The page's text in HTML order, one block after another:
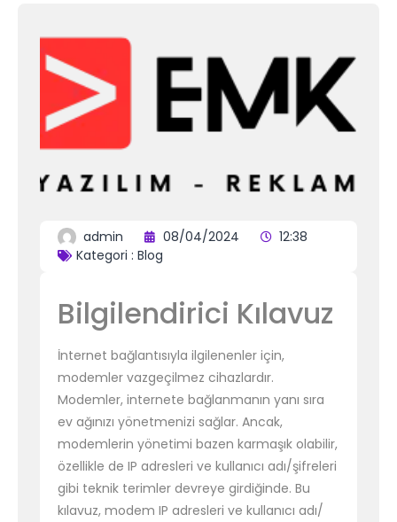
admin 08/04/2024
12:38
Kategori : Blog
Bilgilendirici Kılavuz
İnternet bağlantısıyla ilgilenenler için,
modemler vazgeçilmez cihazlardır.
Modemler, internete bağlanmanın yanı sıra
ev ağınızı yönetmenizi sağlar. Ancak,
modemlerin yönetimi bazen karmaşık olabilir,
özellikle de IP adresleri ve kullanıcı adı/şifreleri
gibi teknik terimler devreye girdiğinde. Bu
kılavuz, modem IP adresleri ve kullanıcı adı/